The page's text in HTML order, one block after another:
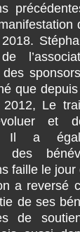
des
que
2012, Le
et
Il a
des
faille le jour
a reversé
de ses
de